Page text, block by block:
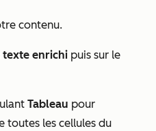
contenu.
texte enrichi puis sur le
Tableau pour
toutes les cellules du